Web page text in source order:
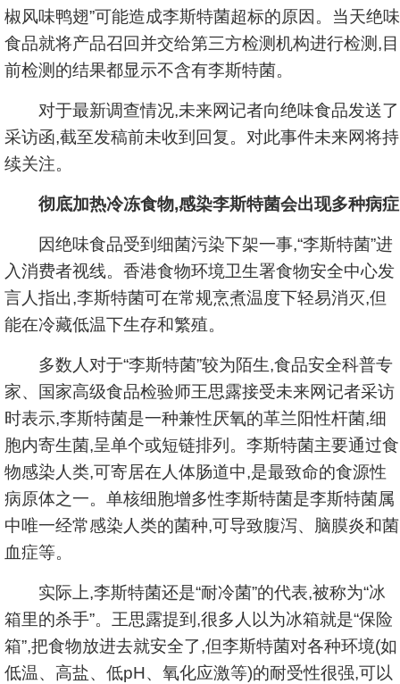
椒风味鸭翅”可能造成李斯特菌超标的原因。当天绝味
食品就将产品召回并交给第三方检测机构进行检测,目
前检测的结果都显示不含有李斯特菌。
对于最新调查情况,未来网记者向绝味食品发送了
采访函,截至发稿前未收到回复。对此事件未来网将持
续关注。
彻底加热冷冻食物,感染李斯特菌会出现多种病症
因绝味食品受到细菌污染下架一事,“李斯特菌”进
入消费者视线。香港食物环境卫生署食物安全中心发
言人指出,李斯特菌可在常规烹煮温度下轻易消灭,但
能在冷藏低温下生存和繁殖。
多数人对于“李斯特菌”较为陌生,食品安全科普专
家、国家高级食品检验师王思露接受未来网记者采访
时表示,李斯特菌是一种兼性厌氧的革兰阳性杆菌,细
胞内寄生菌,呈单个或短链排列。李斯特菌主要通过食
物感染人类,可寄居在人体肠道中,是最致命的食源性
病原体之一。单核细胞增多性李斯特菌是李斯特菌属
中唯一经常感染人类的菌种,可导致腹泻、脑膜炎和菌
血症等。
实际上,李斯特菌还是“耐冷菌”的代表,被称为“冰
箱里的杀手”。王思露提到,很多人以为冰箱就是“保险
箱”,把食物放进去就安全了,但李斯特菌对各种环境(如
低温、高盐、低pH、氧化应激等)的耐受性很强,可以